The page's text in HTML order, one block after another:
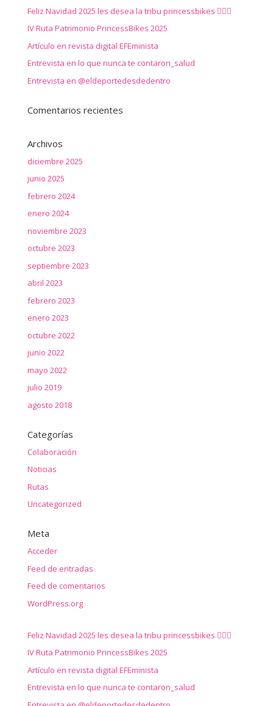
Feliz Navidad 2025 les desea la tribu princessbikes 🚴‍♀️✨
IV Ruta Patrimonio PrincessBikes 2025
Artículo en revista digital EFEminista
Entrevista en lo que nunca te contaron_salud
Entrevista en @eldeportedesdedentro
Comentarios recientes
Archivos
diciembre 2025
junio 2025
febrero 2024
enero 2024
noviembre 2023
octubre 2023
septiembre 2023
abril 2023
febrero 2023
enero 2023
octubre 2022
junio 2022
mayo 2022
julio 2019
agosto 2018
Categorías
Colaboración
Noticias
Rutas
Uncategorized
Meta
Acceder
Feed de entradas
Feed de comentarios
WordPress.org
Feliz Navidad 2025 les desea la tribu princessbikes 🚴‍♀️✨
IV Ruta Patrimonio PrincessBikes 2025
Artículo en revista digital EFEminista
Entrevista en lo que nunca te contaron_salud